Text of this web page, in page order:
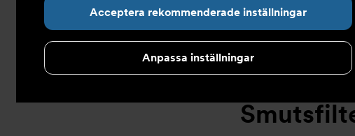
Acceptera rekommenderade inställningar
Anpassa inställningar